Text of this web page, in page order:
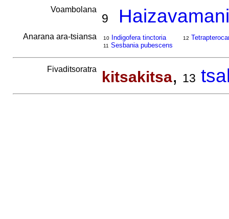
Voambolana
9
Anarana ara-tsiansa 10 Indigofera tinctoria
11 Sesbania pubescens
12
Fivaditsoratra kitsakitsa, 13